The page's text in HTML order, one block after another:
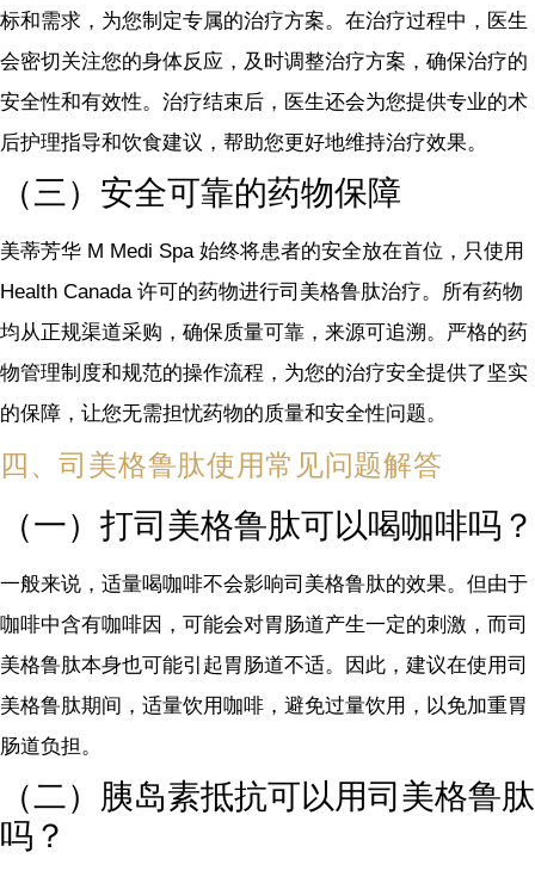
标和需求，为您制定专属的治疗方案。在治疗过程中，医生
会密切关注您的身体反应，及时调整治疗方案，确保治疗的
安全性和有效性。治疗结束后，医生还会为您提供专业的术
后护理指导和饮食建议，帮助您更好地维持治疗效果。
（三）安全可靠的药物保障
美蒂芳华 M Medi Spa 始终将患者的安全放在首位，只使用
Health Canada 许可的药物进行司美格鲁肽治疗。所有药物
均从正规渠道采购，确保质量可靠，来源可追溯。严格的药
物管理制度和规范的操作流程，为您的治疗安全提供了坚实
的保障，让您无需担忧药物的质量和安全性问题。
四、司美格鲁肽使用常见问题解答
（一）打司美格鲁肽可以喝咖啡吗？
一般来说，适量喝咖啡不会影响司美格鲁肽的效果。但由于
咖啡中含有咖啡因，可能会对胃肠道产生一定的刺激，而司
美格鲁肽本身也可能引起胃肠道不适。因此，建议在使用司
美格鲁肽期间，适量饮用咖啡，避免过量饮用，以免加重胃
肠道负担。
（二）胰岛素抵抗可以用司美格鲁肽
吗？